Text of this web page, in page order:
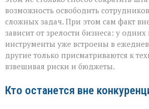
возможность освободить
сложных задач. При этом сам факт
зависит от зрелости бизнеса: у
инструменты уже встроены в
другие только присматриваются к
взвешивая риски и бюджеты.
Кто останется вне